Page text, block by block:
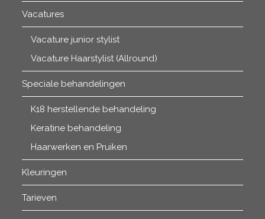
Vacatures
Vacature junior stylist
Vacature Haarstylist (Allround)
Speciale behandelingen
K18 herstellende behandeling
Keratine behandeling
Haarwerken en Pruiken
Kleuringen
Tarieven